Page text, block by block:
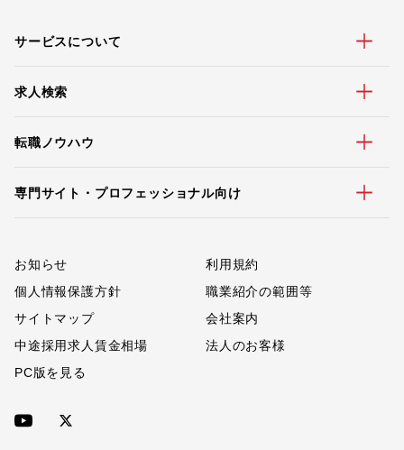
サービスについて
求人検索
転職ノウハウ
専門サイト・プロフェッショナル向け
お知らせ
利用規約
個人情報保護方針
職業紹介の範囲等
サイトマップ
会社案内
中途採用求人賃金相場
法人のお客様
PC版を見る